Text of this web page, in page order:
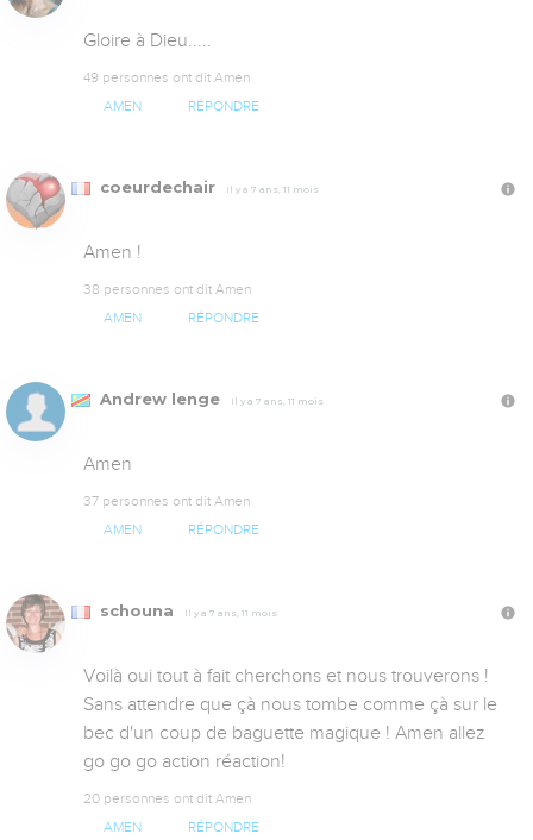
Gloire à Dieu.....
49 personnes ont dit Amen
AMEN RÉPONDRE
coeurdechair Il y a 7 ans, 11 mois
Amen !
38 personnes ont dit Amen
AMEN RÉPONDRE
Andrew lenge Il y a 7 ans, 11 mois
Amen
37 personnes ont dit Amen
AMEN RÉPONDRE
schouna Il y a 7 ans, 11 mois
Voilà oui tout à fait cherchons et nous trouverons !
Sans attendre que çà nous tombe comme çà sur le
bec d'un coup de baguette magique ! Amen allez
go go go action réaction!
20 personnes ont dit Amen
AMEN RÉPONDRE